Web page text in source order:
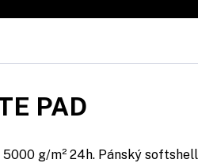
5000 g/m² 24h. Pánský
PAD